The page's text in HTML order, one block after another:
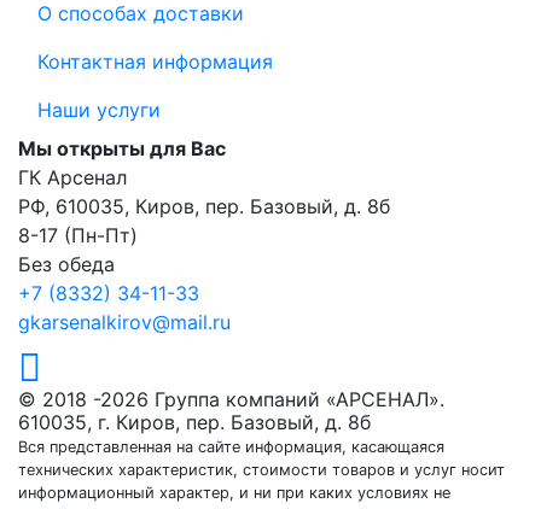
О способах доставки
Контактная информация
Наши услуги
Мы открыты для Вас
ГК Арсенал
РФ, 610035, Киров, пер. Базовый, д. 8б
8-17 (Пн-Пт)
Без обеда
+7 (8332) 34-11-33
gkarsenalkirov@mail.ru
© 2018 -2026 Группа компаний «АРСЕНАЛ».
610035, г. Киров, пер. Базовый, д. 8б
Вся представленная на сайте информация, касающаяся
технических характеристик, стоимости товаров и услуг носит
информационный характер, и ни при каких условиях не